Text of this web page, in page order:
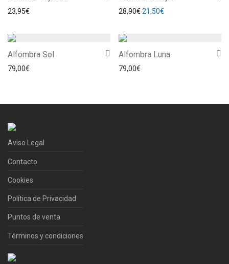
23,95€ 28,90€El precio original era:
21,50€
Alfombra Sol
79,00€
Alfombra Luna
79,00€
Aviso Legal
Contacto
Cookies
Política de Privacidad
Puntos de venta
Términos y condiciones